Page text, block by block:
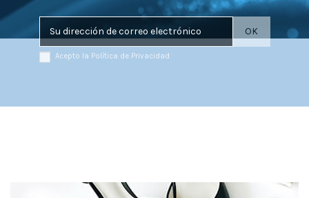
Acepto la Política de Privacidad